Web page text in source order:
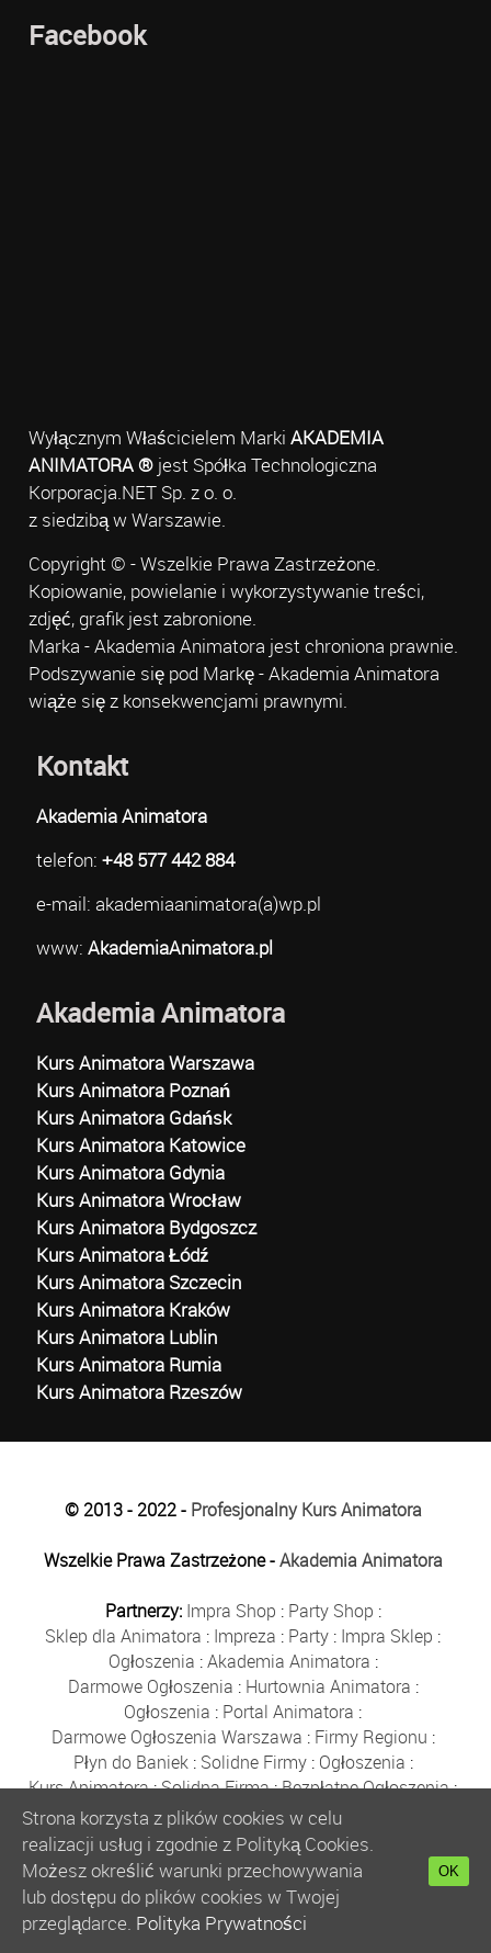
Facebook
Wyłącznym Właścicielem Marki AKADEMIA
ANIMATORA ®jest Spółka Technologiczna
Korporacja.NET Sp. z o. o.
z siedzibą w Warszawie.
Copyright © - Wszelkie Prawa Zastrzeżone.
Kopiowanie, powielanie i wykorzystywanie treści,
zdjęć, grafik jest zabronione.
Marka - Akademia Animatora jest chroniona prawnie.
Podszywanie się pod Markę - Akademia Animatora
wiąże się z konsekwencjami prawnymi.
Kontakt
Akademia Animatora
telefon: +48 577 442 884
e-mail: akademiaanimatora(a)wp.pl
www: AkademiaAnimatora.pl
Akademia Animatora
Kurs Animatora Warszawa
Kurs Animatora Poznań
Kurs Animatora Gdańsk
Kurs Animatora Katowice
Kurs Animatora Gdynia
Kurs Animatora Wrocław
Kurs Animatora Bydgoszcz
Kurs Animatora Łódź
Kurs Animatora Szczecin
Kurs Animatora Kraków
Kurs Animatora Lublin
Kurs Animatora Rumia
Kurs Animatora Rzeszów
© 2013 - 2022 - Profesjonalny Kurs Animatora
Wszelkie Prawa Zastrzeżone -Akademia Animatora
Partnerzy: Impra Shop : Party Shop :
Sklep dla Animatora : Impreza : Party : Impra Sklep :
Ogłoszenia :Akademia Animatora :
Darmowe Ogłoszenia : Hurtownia Animatora :
Ogłoszenia : Portal Animatora :
Darmowe Ogłoszenia Warszawa : Firmy Regionu :
Płyn do Baniek: Solidne Firmy: Ogłoszenia :
Kurs Animatora:Solidna Firma:Bezpłatne Ogłoszenia:
Animator Czasu Wolnego:
Bezpłatne Ogłoszenia Warszawa:sklep animatora
Bańki Mydlane:Bezpłatne Ogłoszenia
Szkolenie Animatorów:Kurs Animatora
:
Kurs Animatora Warszawa :Rumia
Kurs Animatora Poznań:
Strona korzysta z plików cookies w celu
realizacji usług i zgodnie z Polityką Cookies.
Możesz określić warunki przechowywania
lub dostępu do plików cookies w Twojej
przeglądarce. Polityka Prywatności
OK